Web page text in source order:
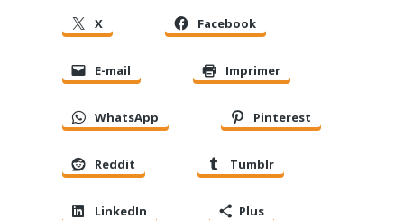
X Facebook
E-mail Imprimer
WhatsApp Pinterest
Reddit Tumblr
LinkedIn Plus